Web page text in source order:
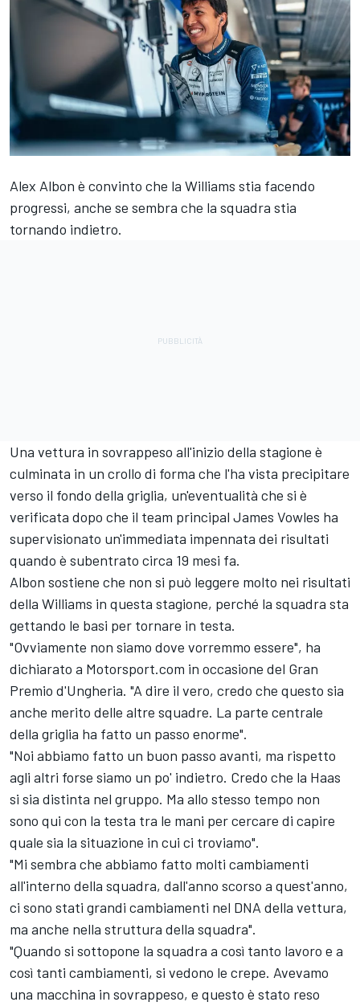
Alex Albon è convinto che la Williams stia facendo
progressi, anche se sembra che la squadra stia
tornando indietro.
Una vettura in sovrappeso all'inizio della stagione è
culminata in un crollo di forma che l'ha vista precipitare
verso il fondo della griglia, un'eventualità che si è
verificata dopo che il team principal James Vowles ha
supervisionato un'immediata impennata dei risultati
quando è subentrato circa 19 mesi fa.
Albon sostiene che non si può leggere molto nei risultati
della Williams in questa stagione, perché la squadra sta
gettando le basi per tornare in testa.
"Ovviamente non siamo dove vorremmo essere", ha
dichiarato a Motorsport.com in occasione del Gran
Premio d'Ungheria. "A dire il vero, credo che questo sia
anche merito delle altre squadre. La parte centrale
della griglia ha fatto un passo enorme".
"Noi abbiamo fatto un buon passo avanti, ma rispetto
agli altri forse siamo un po' indietro. Credo che la Haas
si sia distinta nel gruppo. Ma allo stesso tempo non
sono qui con la testa tra le mani per cercare di capire
quale sia la situazione in cui ci troviamo".
"Mi sembra che abbiamo fatto molti cambiamenti
all'interno della squadra, dall'anno scorso a quest'anno,
ci sono stati grandi cambiamenti nel DNA della vettura,
ma anche nella struttura della squadra".
"Quando si sottopone la squadra a così tanto lavoro e a
così tanti cambiamenti, si vedono le crepe. Avevamo
una macchina in sovrappeso, e questo è stato reso